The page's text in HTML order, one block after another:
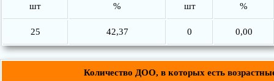
шт % шт %
25 42,37 0 0,00
Количество ДОО, в которых есть